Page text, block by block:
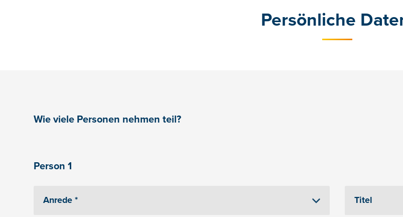
Persönliche
Wie viele Personen nehmen teil?
Person 1